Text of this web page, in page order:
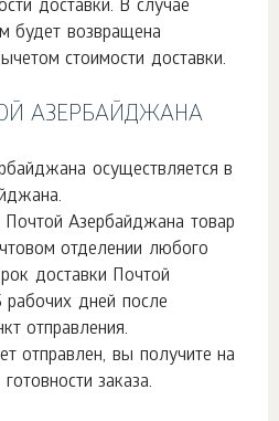
доставки. В случае
будет возвращена
стоимости доставки.
АЗЕРБАЙДЖАНА
осуществляется в
Азербайджана товар
отделении любого
доставки Почтой
дней после
отправления.
отправлен, вы получите на
заказа.